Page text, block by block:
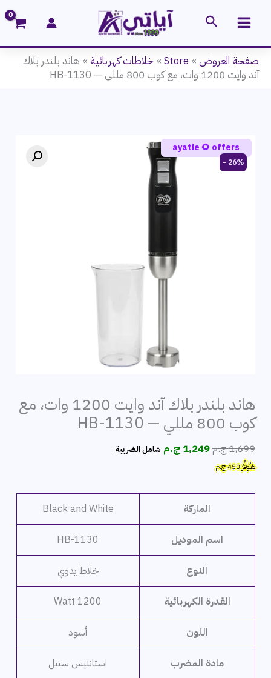
البحث
صفحة العروض »
Store
» خلاطات كهربائية » هاند بلندر بلاك
آند وايت 1200 وات، مع كوب 800 مللي — HB-1130
ayatie 🌻 offers
26% -
هاند بلندر بلاك آند وايت 1200 وات، مع
كوب 800 مللي — HB-1130
1,699ج.مالسعر
1,249 ج.م السعر
شامل الضريبة
هَتُوفِّرُ450ج.م
الماركة Black and White
اسم الموديل HB-1130
النوع خلاط يدوي
القدرة الكهربائية 1200 Watt
اللون أسود
مادة المضرب استانليس ستيل